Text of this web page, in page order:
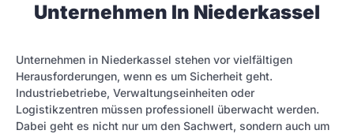
Unternehmen In Niederkassel
Unternehmen in Niederkassel stehen vor vielfältigen
Herausforderungen, wenn es um Sicherheit geht.
Industriebetriebe, Verwaltungseinheiten oder
Logistikzentren müssen professionell überwacht werden.
Dabei geht es nicht nur um den Sachwert, sondern auch um